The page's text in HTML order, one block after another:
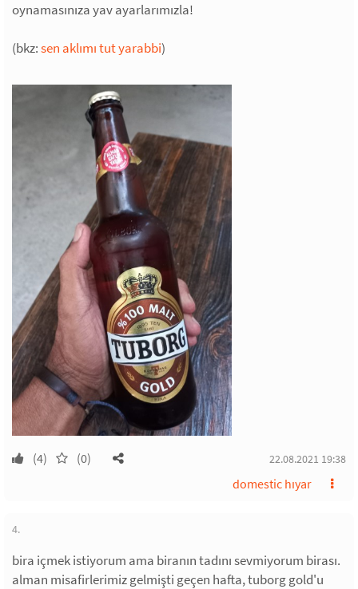
oynamasınıza yav ayarlarımızla!
(bkz:sen aklımı tut yarabbi)
(4) (0) 22.08.2021 19:38
domestic hıyar
4.
bira içmek istiyorum ama biranın tadını sevmiyorum birası.
alman misafirlerimiz gelmişti geçen hafta, tuborg gold'u